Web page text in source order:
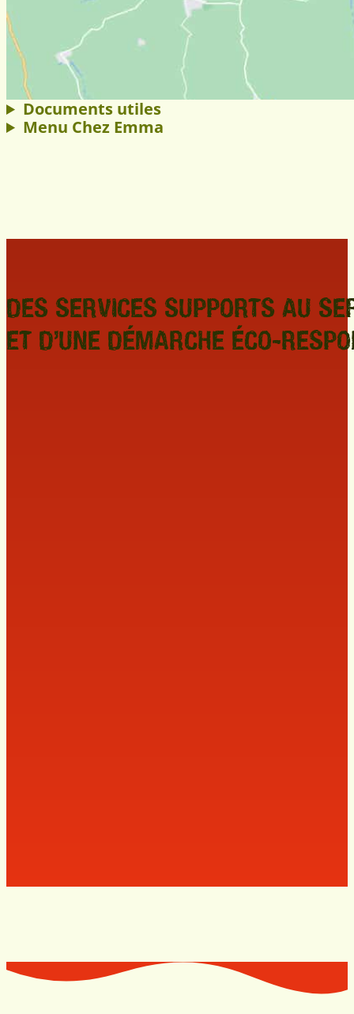
Documents utiles
Menu Chez Emma
DES SERVICES SUPPORTS AU
ET D’UNE DÉMARCHE ÉCO-